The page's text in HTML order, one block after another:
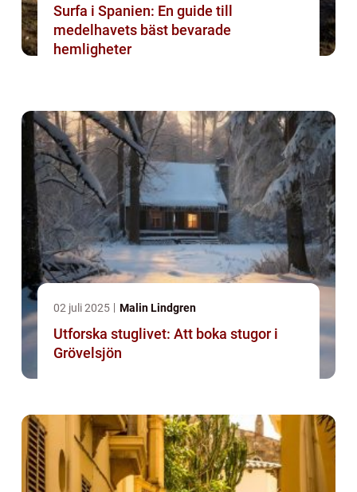
Surfa i Spanien: En guide till
medelhavets bäst bevarade
hemligheter
02 juli 2025 Malin Lindgren
Utforska stuglivet: Att boka stugor i
Grövelsjön